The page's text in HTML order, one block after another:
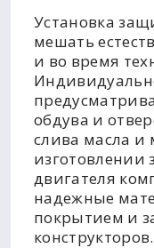
Установка
мешать
и во время
обдува и
слива масла и
изготовлении
двигателя
надежные
покрытием и